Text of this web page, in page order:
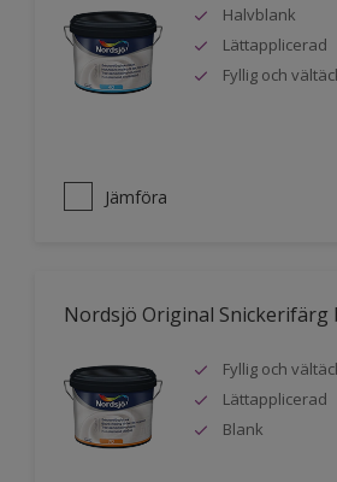
Halvblank
Lättapplicerad
Fyllig och
Jämföra
Nordsjö Original Snickerifärg
Fyllig och
Lättapplicerad
Blank